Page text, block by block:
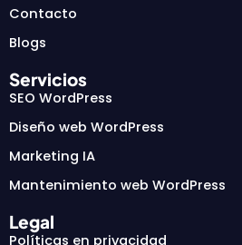
Contacto
Blogs
Servicios
SEO WordPress
Diseño web WordPress
Marketing IA
Mantenimiento web WordPress
Legal
Políticas en privacidad